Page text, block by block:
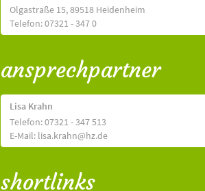
Olgastraße 15, 89518 Heidenheim
Telefon: 07321 - 347 0
ansprechpartner
Lisa Krahn
Telefon: 07321 - 347 513
E-Mail: lisa.krahn@hz.de
shortlinks